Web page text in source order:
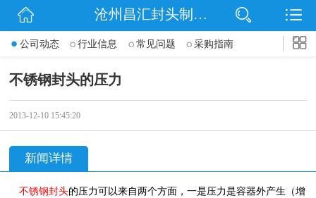
网站首页
沧州昌汇封头制造有限公司
公司动态 行业信息 常见问题 采购指南
不锈钢封头的压力
2013-12-10 15:45:20
新闻详情
不锈钢封头的压力可以来自两个方面，一是压力是容器外产生（增